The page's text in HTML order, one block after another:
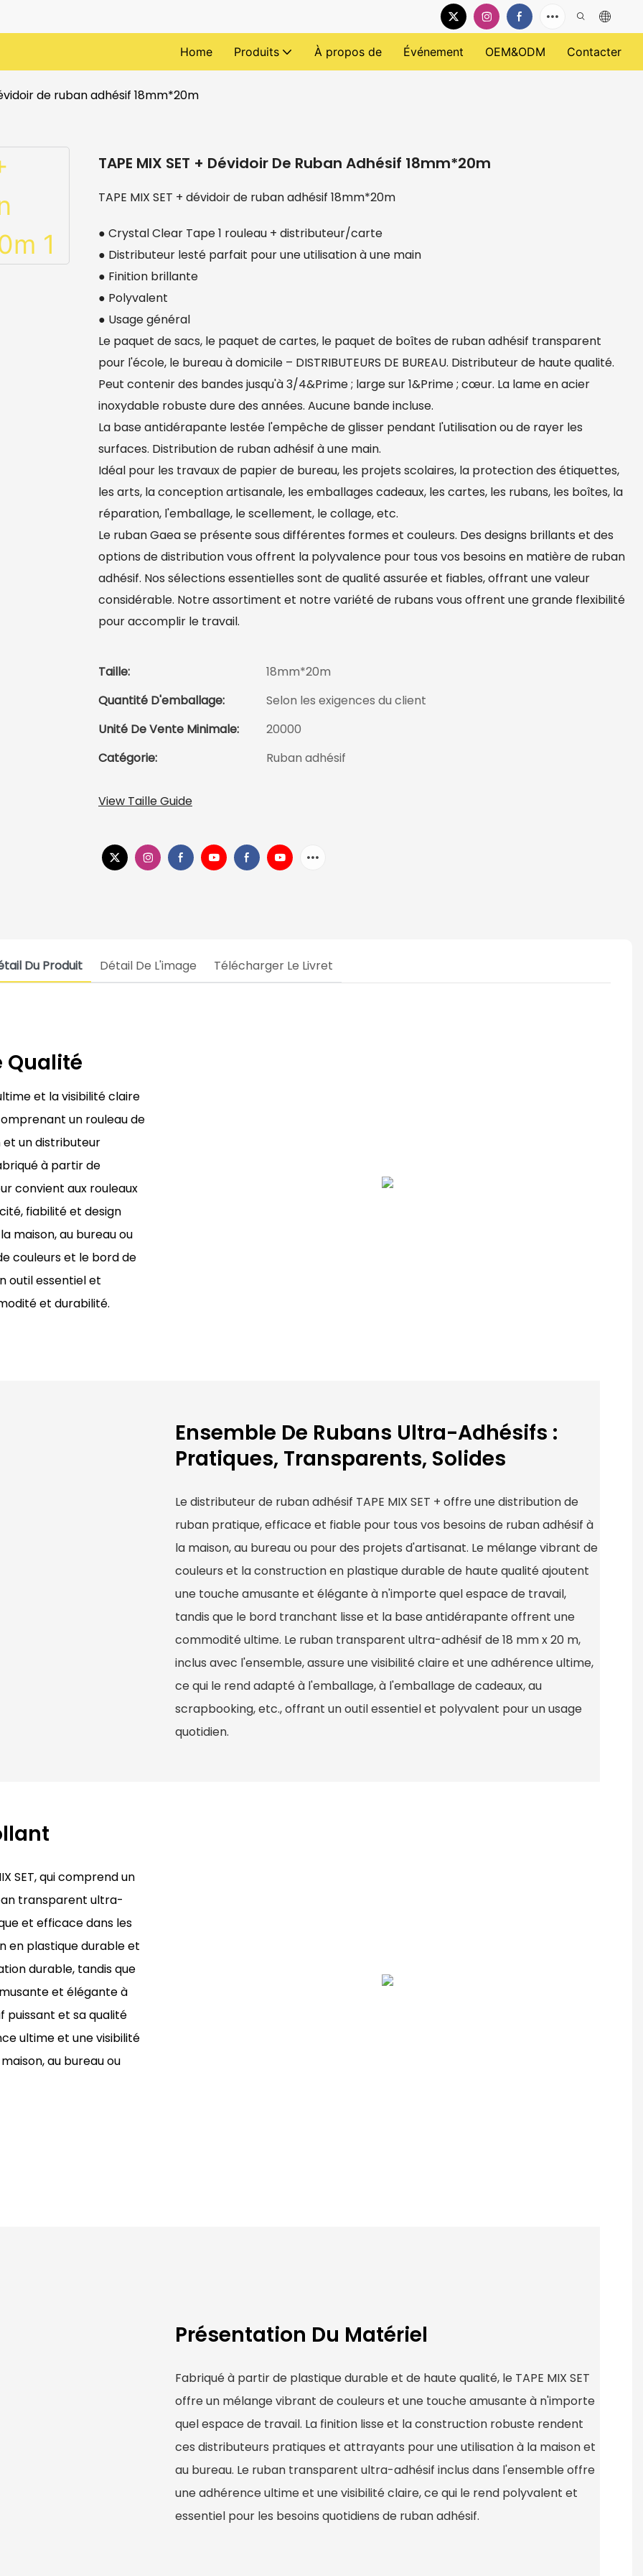
Home Produits À propos de Événement OEM&ODM Contacter
de ruban adhésif 18mm*20m
TAPE MIX SET + Dévidoir De Ruban Adhésif 18mm*20m
TAPE MIX SET + dévidoir de ruban adhésif 18mm*20m
● Crystal Clear Tape 1 rouleau + distributeur/carte
● Distributeur lesté parfait pour une utilisation à une main
● Finition brillante
● Polyvalent
● Usage général
Le paquet de sacs, le paquet de cartes, le paquet de boîtes de ruban adhésif transparent
pour l'école, le bureau à domicile – DISTRIBUTEURS DE BUREAU. Distributeur de haute qualité.
Peut contenir des bandes jusqu'à 3/4&Prime ; large sur 1&Prime ; cœur. La lame en acier
inoxydable robuste dure des années. Aucune bande incluse.
La base antidérapante lestée l'empêche de glisser pendant l'utilisation ou de rayer les
surfaces. Distribution de ruban adhésif à une main.
Idéal pour les travaux de papier de bureau, les projets scolaires, la protection des étiquettes,
les arts, la conception artisanale, les emballages cadeaux, les cartes, les rubans, les boîtes, la
réparation, l'emballage, le scellement, le collage, etc.
Le ruban Gaea se présente sous différentes formes et couleurs. Des designs brillants et des
options de distribution vous offrent la polyvalence pour tous vos besoins en matière de ruban
adhésif. Nos sélections essentielles sont de qualité assurée et fiables, offrant une valeur
considérable. Notre assortiment et notre variété de rubans vous offrent une grande flexibilité
pour accomplir le travail.
Taille:
18mm*20m
Quantité D'emballage:
Selon les exigences du client
Unité De Vente Minimale:
20000
Catégorie:
Ruban adhésif
View Taille Guide
Du Produit Détail De L'image Télécharger Le Livret
Qualité
et la visibilité claire
un rouleau de
un distributeur
à partir de
convient aux rouleaux
fiabilité et design
maison, au bureau ou
couleurs et le bord de
outil essentiel et
et durabilité.
Ensemble De Rubans Ultra-Adhésifs :
Pratiques, Transparents, Solides
Le distributeur de ruban adhésif TAPE MIX SET + offre une distribution de
ruban pratique, efficace et fiable pour tous vos besoins de ruban adhésif à
la maison, au bureau ou pour des projets d'artisanat. Le mélange vibrant de
couleurs et la construction en plastique durable de haute qualité ajoutent
une touche amusante et élégante à n'importe quel espace de travail,
tandis que le bord tranchant lisse et la base antidérapante offrent une
commodité ultime. Le ruban transparent ultra-adhésif de 18 mm x 20 m,
inclus avec l'ensemble, assure une visibilité claire et une adhérence ultime,
ce qui le rend adapté à l'emballage, à l'emballage de cadeaux, au
scrapbooking, etc., offrant un outil essentiel et polyvalent pour un usage
quotidien.
SET, qui comprend un
transparent ultra-
et efficace dans les
en plastique durable et
durable, tandis que
et élégante à
puissant et sa qualité
ultime et une visibilité
au bureau ou
Présentation Du Matériel
Fabriqué à partir de plastique durable et de haute qualité, le TAPE MIX SET
offre un mélange vibrant de couleurs et une touche amusante à n'importe
quel espace de travail. La finition lisse et la construction robuste rendent
ces distributeurs pratiques et attrayants pour une utilisation à la maison et
au bureau. Le ruban transparent ultra-adhésif inclus dans l'ensemble offre
une adhérence ultime et une visibilité claire, ce qui le rend polyvalent et
essentiel pour les besoins quotidiens de ruban adhésif.